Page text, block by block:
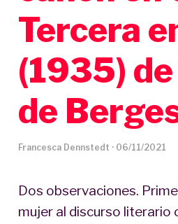
Tercera
(1935)
de
Francesca Dennstedt · 06/11/2021
Dos observaciones.
mujer al discurso literario